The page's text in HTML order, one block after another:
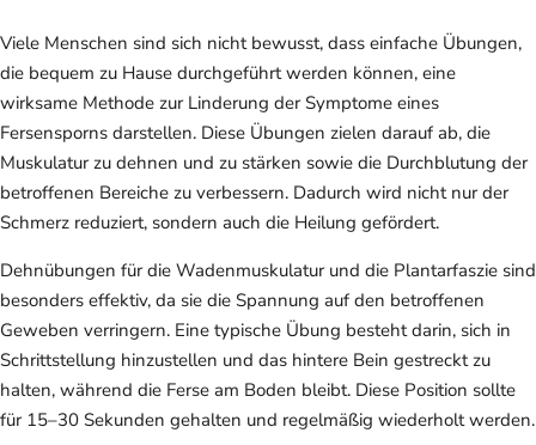
Viele Menschen sind sich nicht bewusst, dass einfache Übungen,
die bequem zu Hause durchgeführt werden können, eine
wirksame Methode zur Linderung der Symptome eines
Fersensporns darstellen. Diese Übungen zielen darauf ab, die
Muskulatur zu dehnen und zu stärken sowie die Durchblutung der
betroffenen Bereiche zu verbessern. Dadurch wird nicht nur der
Schmerz reduziert, sondern auch die Heilung gefördert.
Dehnübungen für die Wadenmuskulatur und die Plantarfaszie sind
besonders effektiv, da sie die Spannung auf den betroffenen
Geweben verringern. Eine typische Übung besteht darin, sich in
Schrittstellung hinzustellen und das hintere Bein gestreckt zu
halten, während die Ferse am Boden bleibt. Diese Position sollte
für 15–30 Sekunden gehalten und regelmäßig wiederholt werden.